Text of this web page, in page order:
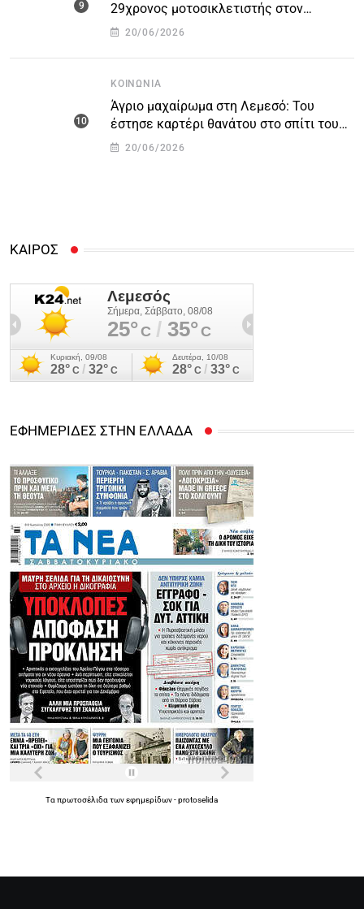
29χρονος μοτοσικλετιστής στον
αυτοκινητόδρομο Πάφου – Λεμεσού
20/06/2026
ΚΟΙΝΩΝΊΑ
Άγριο μαχαίρωμα στη Λεμεσό: Του
έστησε καρτέρι θανάτου στο σπίτι του
για προσωπικές διαφορές – Στο
20/06/2026
ΚΑΙΡΟΣ
ΕΦΗΜΕΡΙΔΕΣ ΣΤΗΝ ΕΛΛΑΔΑ
Ταπρωτοσέλιδατωνεφημερίδων-protoselida